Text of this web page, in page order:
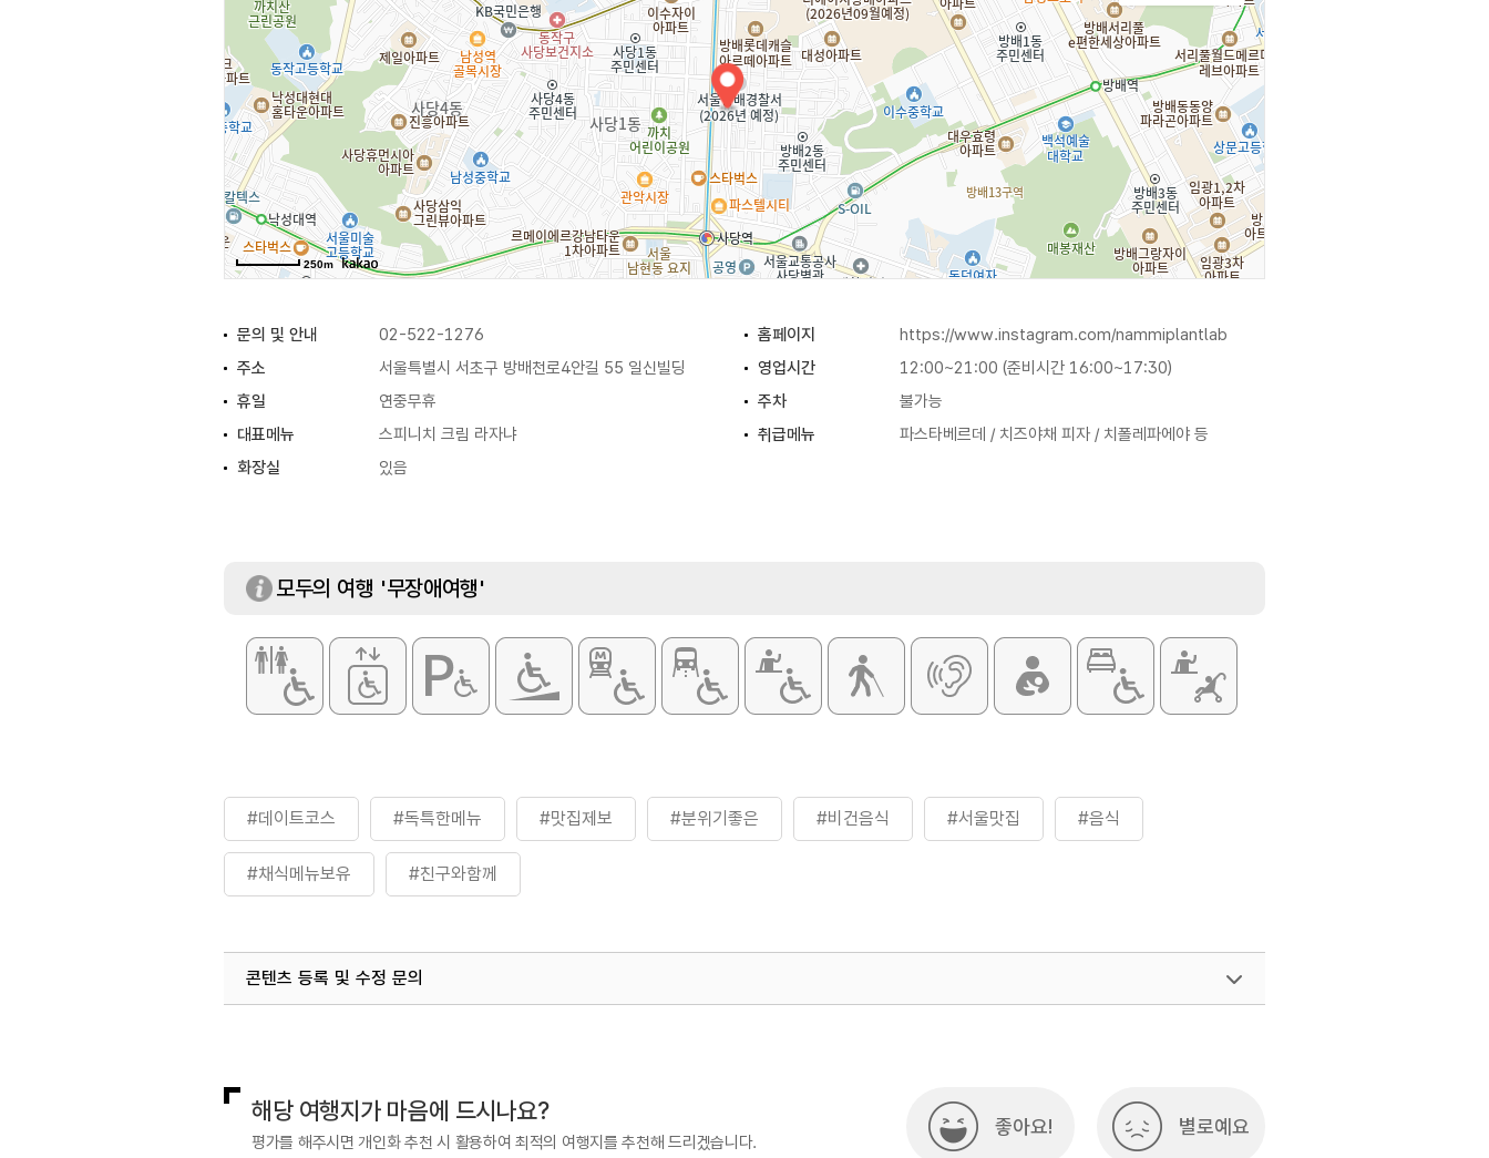
250m
문의 및 안내 02-522-1276 홈페이지
https://www.instagram.com/nammiplantlab
주소
서울특별시 서초구 방배천로4안길 55 일신빌딩 영업시간
12:00~21:00 (준비시간 16:00~17:30)
휴일
연중무휴 주차
불가능
대표메뉴
스피니치 크림 라자냐 취급메뉴
파스타베르데 / 치즈야채 피자 / 치폴레파에야 등
화장실
있음
모두의 여행 '무장애여행'
#데이트코스 #독특한메뉴 #맛집제보 #분위기좋은 #비건음식 #서울맛집 #음식
#채식메뉴보유 #친구와함께
콘텐츠 등록 및 수정 문의
해당 여행지가 마음에 드시나요?
평가를 해주시면 개인화 추천 시 활용하여 최적의 여행지를 추천해 드리겠습니다.
좋아요! 별로예요